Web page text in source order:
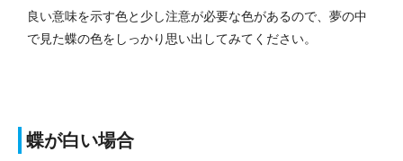
良い意味を示す色と少し注意が必要な色があるので、夢の中
で見た蝶の色をしっかり思い出してみてください。
蝶が白い場合